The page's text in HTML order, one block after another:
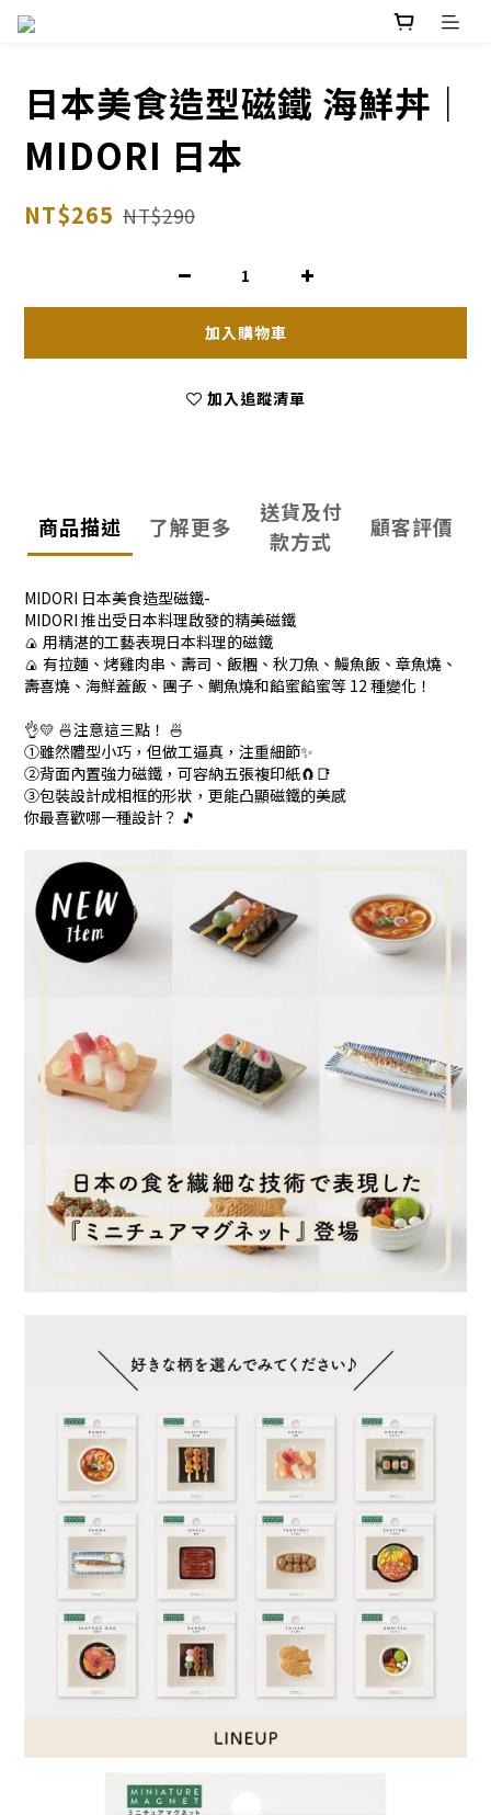
日本美食造型磁鐵 海鮮丼｜
MIDORI 日本
NT$265 NT$290
加入購物車
加入追蹤清單
商品描述 了解更多
送貨及付
款方式
顧客評價
MIDORI 日本美食造型磁鐵-
MIDORI 推出受日本料理啟發的精美磁鐵
🍙 用精湛的工藝表現日本料理的磁鐵
🍙 有拉麵、烤雞肉串、壽司、飯糰、秋刀魚、鰻魚飯、章魚燒、
壽喜燒、海鮮蓋飯、團子、鯛魚燒和餡蜜餡蜜等 12 種變化！
👌💛 🍜注意這三點！ 🍜
①雖然體型小巧，但做工逼真，注重細節✨
②背面內置強力磁鐵，可容納五張複印紙🧲📑
③包裝設計成相框的形狀，更能凸顯磁鐵的美感
你最喜歡哪一種設計？ 🎵